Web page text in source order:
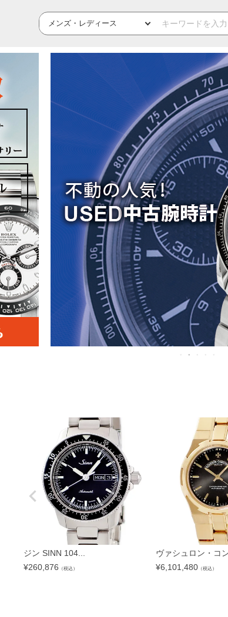
ジン SINN 104...
¥260,876 （税込）
ヴァシュロン・コ
¥6,101,480 （税込）